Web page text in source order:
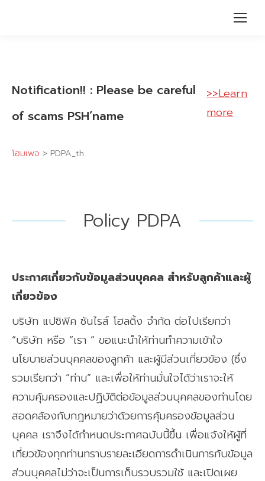
Notification!! : Please be careful
of scams PSH’name
>>Learn
more
โฮมเพจ > PDPA_th
Policy PDPA
ประกาศเกี่ยวกับข้อมูลส่วนบุคคล สำหรับลูกค้าและผู้
เกี่ยวข้อง
บริษัท แปซิฟิค ซันไรส์ โฮลดิ้ง จำกัด ต่อไปเรียกว่า
“บริษัท หรือ “เรา ” ขอแนะนำให้ท่านทำความเข้าใจ
นโยบายส่วนบุคคลของลูกค้า และผู้มีส่วนเกี่ยวข้อง (ซึ่ง
รวมเรียกว่า “ท่าน” และเพื่อให้ท่านมั่นใจได้ว่าเราจะให้
ความคุ้มครองและปฏิบัติต่อข้อมูลส่วนบุคคลของท่านโดย
สอดคล้องกับกฎหมายว่าด้วยการคุ้มครองข้อมูลส่วน
บุคคล เราจึงได้กำหนดประกาศฉบับนี้ขึ้น เพื่อแจ้งให้ผู้ที่
เกี่ยวข้องทุกท่านทราบรายละเอียดการดำเนินการกับข้อมูล
ส่วนบุคคลไม่ว่าจะเป็นการเก็บรวบรวมใช้ และเปิดเผย